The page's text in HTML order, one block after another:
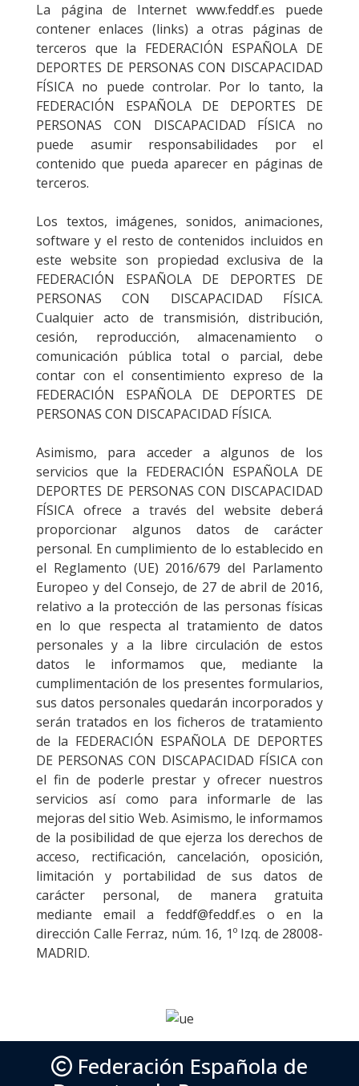
La página de Internet www.feddf.es puede
contener enlaces (links) a otras páginas de
terceros que la FEDERACIÓN ESPAÑOLA DE
DEPORTES DE PERSONAS CON DISCAPACIDAD
FÍSICA no puede controlar. Por lo tanto, la
FEDERACIÓN ESPAÑOLA DE DEPORTES DE
PERSONAS CON DISCAPACIDAD FÍSICA no
puede asumir responsabilidades por el
contenido que pueda aparecer en páginas de
terceros.
Los textos, imágenes, sonidos, animaciones,
software y el resto de contenidos incluidos en
este website son propiedad exclusiva de la
FEDERACIÓN ESPAÑOLA DE DEPORTES DE
PERSONAS CON DISCAPACIDAD FÍSICA.
Cualquier acto de transmisión, distribución,
cesión, reproducción, almacenamiento o
comunicación pública total o parcial, debe
contar con el consentimiento expreso de la
FEDERACIÓN ESPAÑOLA DE DEPORTES DE
PERSONAS CON DISCAPACIDAD FÍSICA.
Asimismo, para acceder a algunos de los
servicios que la FEDERACIÓN ESPAÑOLA DE
DEPORTES DE PERSONAS CON DISCAPACIDAD
FÍSICA ofrece a través del website deberá
proporcionar algunos datos de carácter
personal. En cumplimiento de lo establecido en
el Reglamento (UE) 2016/679 del Parlamento
Europeo y del Consejo, de 27 de abril de 2016,
relativo a la protección de las personas físicas
en lo que respecta al tratamiento de datos
personales y a la libre circulación de estos
datos le informamos que, mediante la
cumplimentación de los presentes formularios,
sus datos personales quedarán incorporados y
serán tratados en los ficheros de tratamiento
de la FEDERACIÓN ESPAÑOLA DE DEPORTES
DE PERSONAS CON DISCAPACIDAD FÍSICA con
el fin de poderle prestar y ofrecer nuestros
servicios así como para informarle de las
mejoras del sitio Web. Asimismo, le informamos
de la posibilidad de que ejerza los derechos de
acceso, rectificación, cancelación, oposición,
limitación y portabilidad de sus datos de
carácter personal, de manera gratuita
mediante email a feddf@feddf.es o en la
dirección Calle Ferraz, núm. 16, 1º Izq. de 28008-
MADRID.
Federación Española de